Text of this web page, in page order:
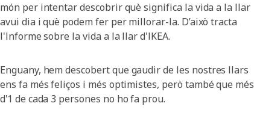
món per intentar descobrir què significa la vida a la llar
avui dia i què podem fer per millorar-la. D’això tracta
l'Informe sobre la vida a la llar d'IKEA.
Enguany, hem descobert que gaudir de les nostres llars
ens fa més feliços i més optimistes, però també que més
d'1 de cada 3 persones no ho fa prou.